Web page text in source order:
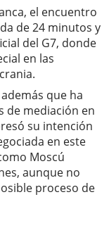
el encuentro
de 24 minutos y
del G7, donde
en las
que ha
de mediación en
su intención
en este
Moscú
aunque no
proceso de